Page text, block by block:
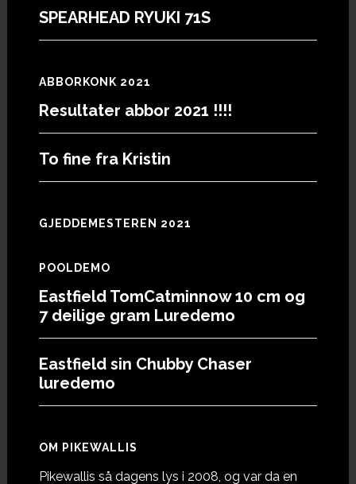
SPEARHEAD RYUKI 71S
ABBORKONK 2021
Resultater abbor 2021 !!!!
To fine fra Kristin
GJEDDEMESTEREN 2021
POOLDEMO
Eastfield TomCatminnow 10 cm og
7 deilige gram Luredemo
Eastfield sin Chubby Chaser
luredemo
OM PIKEWALLIS
Pikewallis så dagens lys i 2008, og var da en